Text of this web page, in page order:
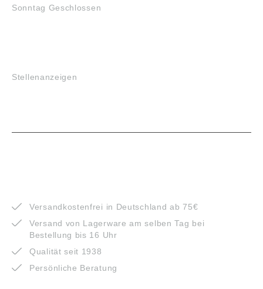
Sonntag Geschlossen
Stellenanzeigen
Versandkostenfrei in Deutschland ab 75€
Versand von Lagerware am selben Tag bei
Bestellung bis 16 Uhr
Qualität seit 1938
Persönliche Beratung